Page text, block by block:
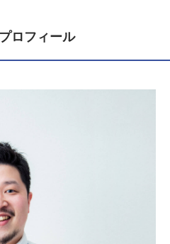
ロフィール